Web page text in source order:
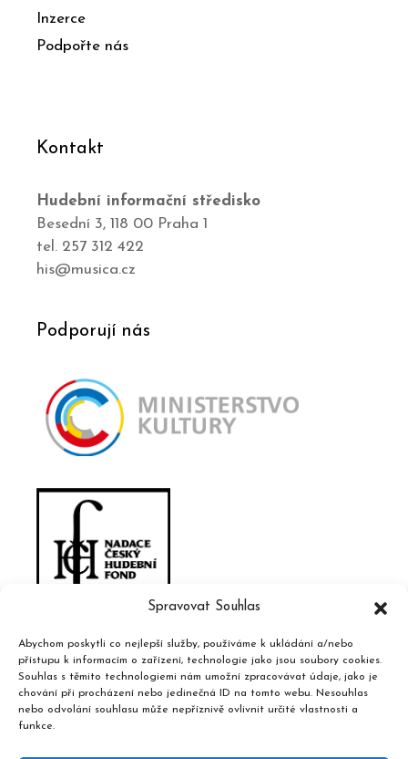
Spravovat Souhlas
Abychom poskytli co nejlepší služby, používáme k ukládání a/nebo
přístupu k informacím o zařízení, technologie jako jsou soubory cookies.
Souhlas s těmito technologiemi nám umožní zpracovávat údaje, jako je
chování při procházení nebo jedinečná ID na tomto webu. Nesouhlas
nebo odvolání souhlasu může nepříznivě ovlivnit určité vlastnosti a
funkce.
Inzerce
Podpořte nás
Kontakt
Hudební informační středisko
Besední 3, 118 00 Praha 1
tel. 257 312 422
his@musica.cz
Podporují nás